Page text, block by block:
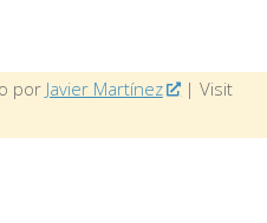
por Javier Martínez
| Visit